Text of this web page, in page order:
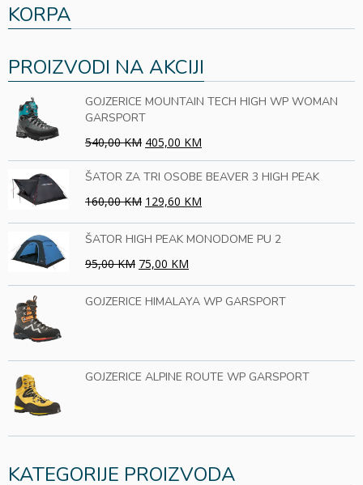
KORPA
PROIZVODI NA AKCIJI
GOJZERICE MOUNTAIN TECH HIGH WP WOMAN
GARSPORT
540,00 KM 405,00 KM
ŠATOR ZA TRI OSOBE BEAVER 3 HIGH PEAK
160,00 KM 129,60 KM
ŠATOR HIGH PEAK MONODOME PU 2
95,00 KM 75,00 KM
GOJZERICE HIMALAYA WP GARSPORT
GOJZERICE ALPINE ROUTE WP GARSPORT
KATEGORIJE PROIZVODA